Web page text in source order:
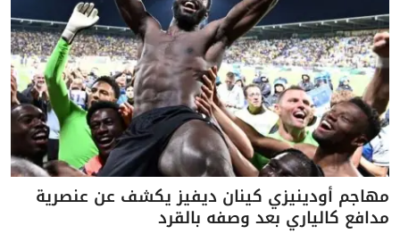
مهاجم أودينيزي كينان ديفيز يكشف عن عنصرية
مدافع كالياري بعد وصفه بالقرد